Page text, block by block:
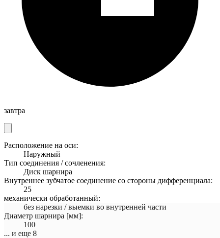
завтра
Расположение на оси:
Наружный
Тип соединения / сочленения:
Диск шарнира
Внутреннее зубчатое соединение со стороны дифференциала:
25
механически обработанный:
без нарезки / выемки во внутренней части
Диаметр шарнира [мм]:
100
... и еще 8